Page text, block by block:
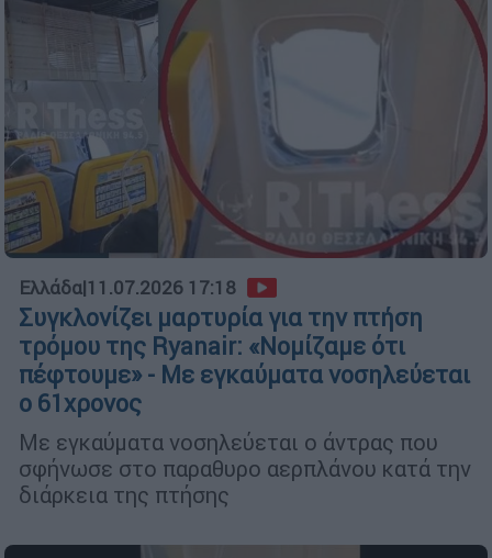
Ελλάδα|11.07.2026 17:18
Συγκλονίζει μαρτυρία για την πτήση
τρόμου της Ryanair: «Νομίζαμε ότι
πέφτουμε» - Με εγκαύματα νοσηλεύεται
ο 61χρονος
Με εγκαύματα νοσηλεύεται ο άντρας που
σφήνωσε στο παραθυρο αερπλάνου κατά την
διάρκεια της πτήσης